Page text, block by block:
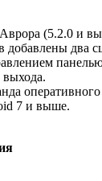
(5.2.0 и
добавлены два
7 и выше.